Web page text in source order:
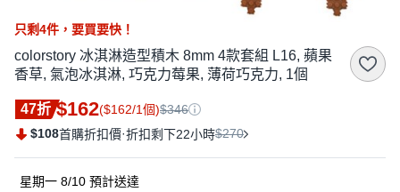
只剩4件， 要買要快！
colorstory 冰淇淋造型積木 8mm 4款套組 L16, 蘋果
香草, 氣泡冰淇淋, 巧克力莓果, 薄荷巧克力, 1個
47折 $162($162/1個)$346
$108首購折扣價·折扣剩下22小時$270
星期一 8/10 預計送達